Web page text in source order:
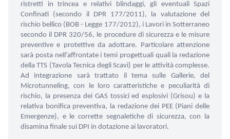
ristretti in trincea e relativi blindaggi, gli eventuali Spazi
Confinati (secondo il DPR 177/2011), la valutazione del
rischio bellico (BOB - Legge 177/2012), i Lavori in Sotterraneo
secondo il DPR 320/56, le procedure di sicurezza e le misure
preventive e protettive da adottare. Particolare attenzione
sarà posta nell’affrontate i temi progettuali quali la redazione
della TTS (Tavola Tecnica degli Scavi) per le attività complesse.
Ad integrazione sarà trattato il tema sulle Gallerie, del
Microtunneling, con le loro caratteristiche e peculiarità di
rischio, la presenza dei GAS tossici ed esplosivi (Grisou) e la
relativa bonifica preventiva, la redazione dei PEE (Piani delle
Emergenze), e le corrette segnaletiche di sicurezza, con la
disamina finale sui DPI in dotazione ai lavoratori.